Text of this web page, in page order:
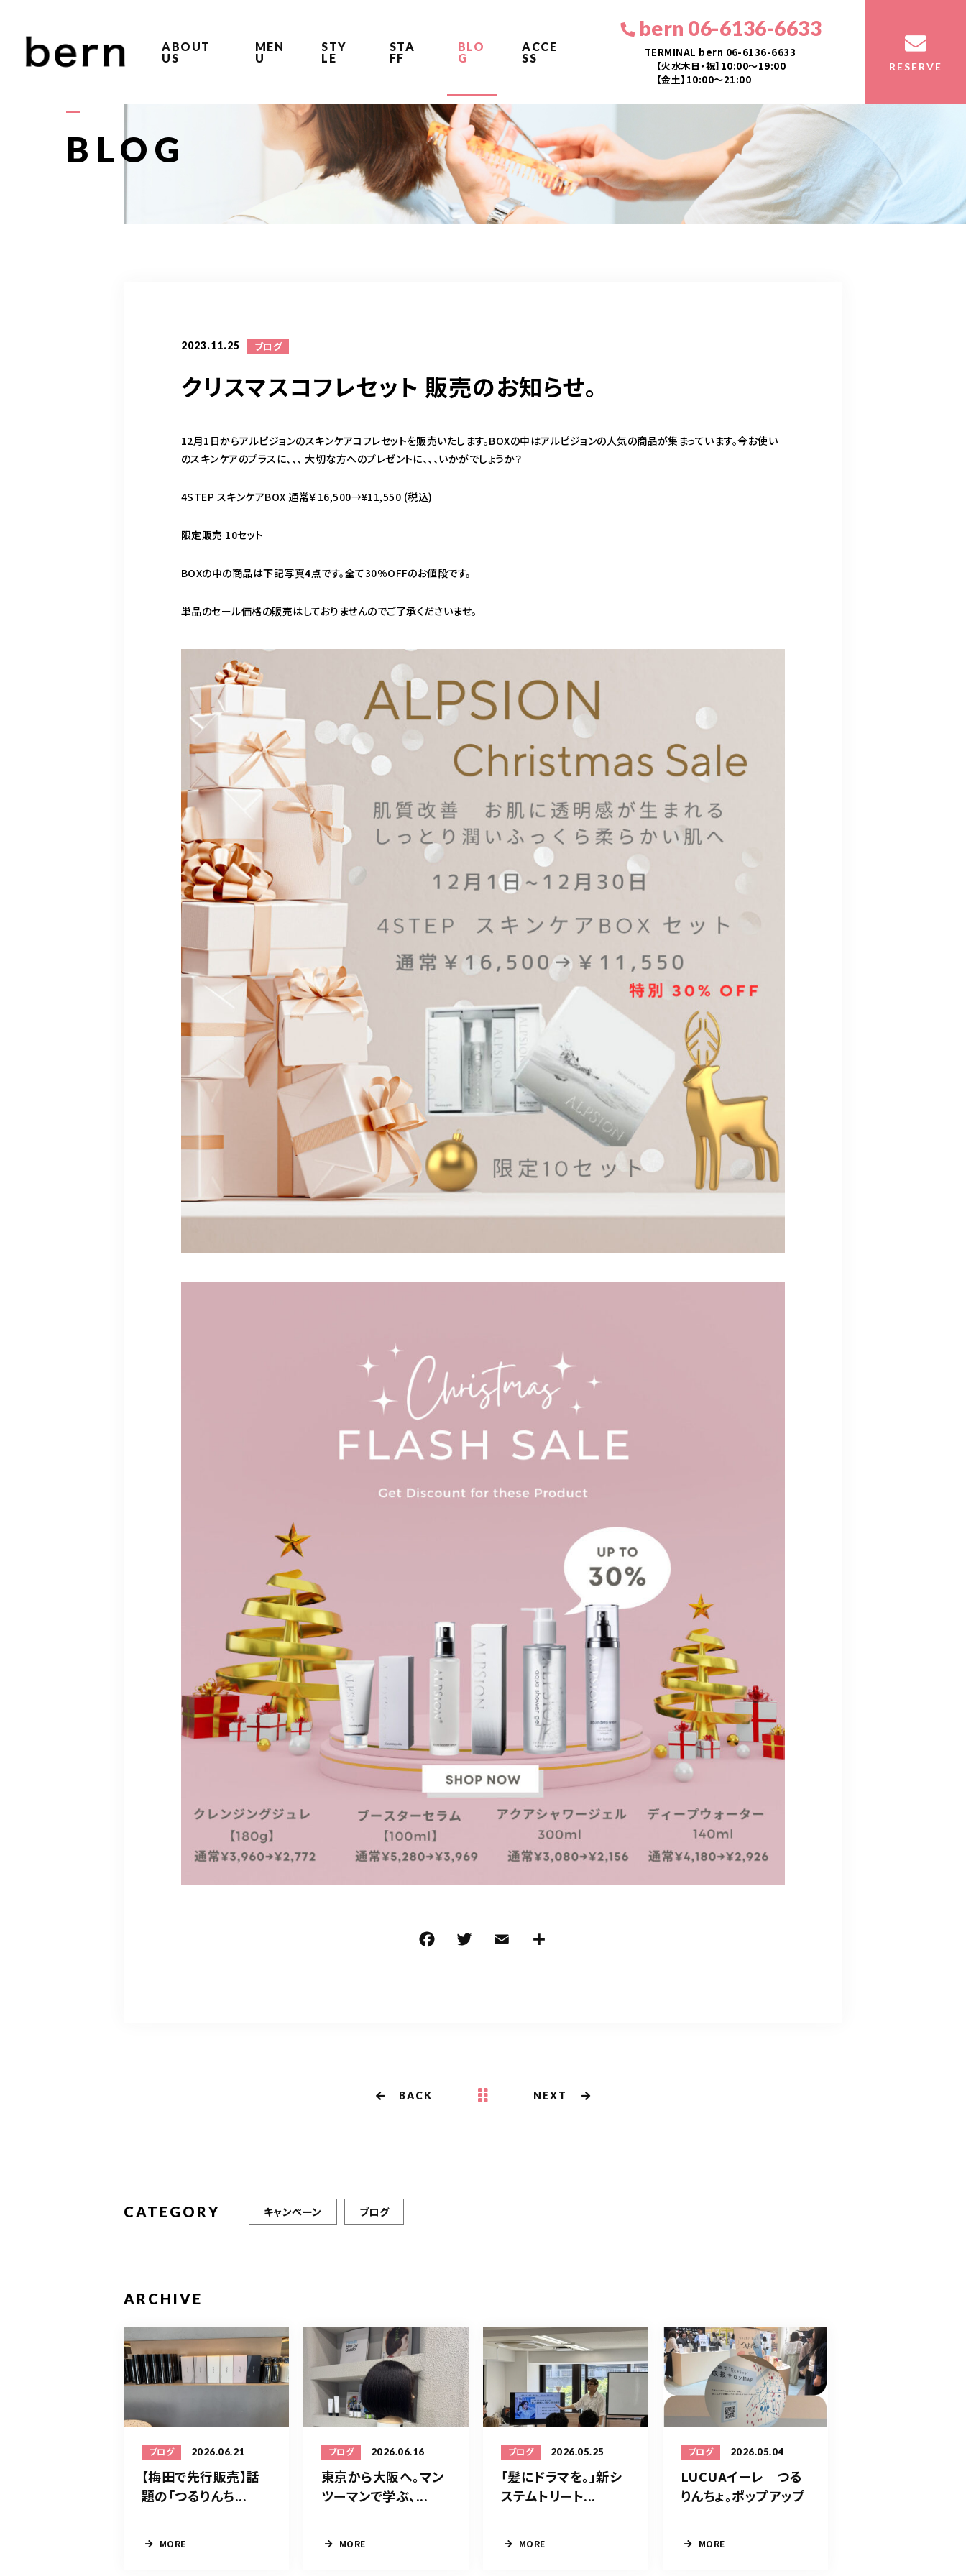
ABOUT
US
MEN
U
STY
LE
STA
FF
BLO
G
ACCE
SS
bern 06-6136-6633
TERMINAL bern 06-6136-6633
【火水木日・祝】10:00～19:00
【金土】10:00〜21:00
RESERVE
BLOG
2023.11.25 ブログ
クリスマスコフレセット 販売のお知らせ。
12月1日からアルピジョンのスキンケアコフレセットを販売いたします。BOXの中はアルピジョンの人気の商品が集まっています。今お使い
のスキンケアのプラスに、、、 大切な方へのプレゼントに、、、いかがでしょうか？
4STEP スキンケアBOX 通常￥16,500→¥11,550 (税込)
限定販売 10セット
BOXの中の商品は下記写真4点です。全て30%OFFのお値段です。
単品のセール価格の販売はしておりませんのでご了承くださいませ。
T
BACK NEXT
CATEGORY キャンペーン ブログ
ARCHIVE
ブログ 2026.06.21
【梅田で先行販売】話
題の「つるりんち...
MORE
ブログ 2026.06.16
東京から大阪へ。マン
ツーマンで学ぶ、...
MORE
ブログ 2026.05.25
「髪にドラマを。」新シ
ステムトリート...
MORE
ブログ 2026.05.04
LUCUAイーレ つる
りんちょ。ポップアップ
MORE